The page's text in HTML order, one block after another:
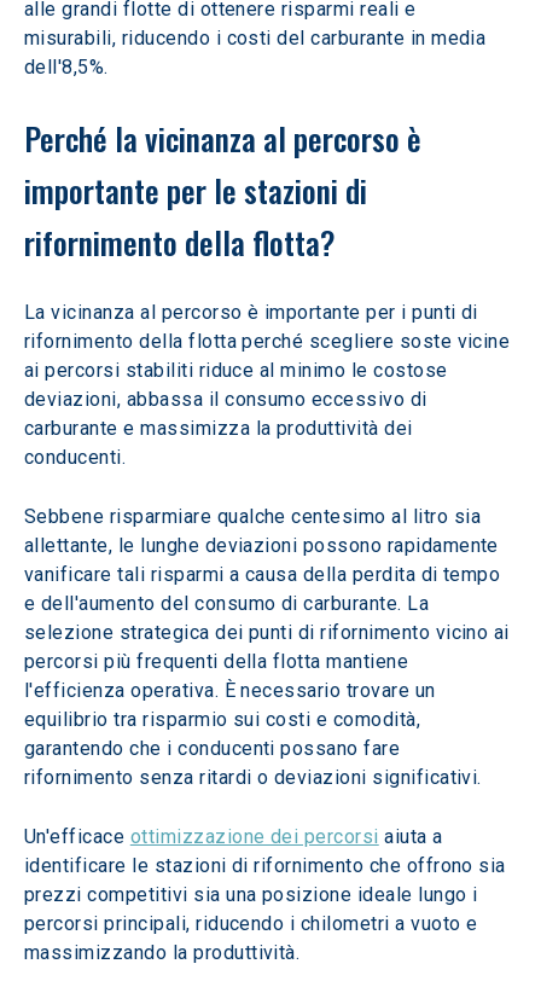
alle grandi flotte di ottenere risparmi reali e
misurabili, riducendo i costi del carburante in media
dell'8,5%.
Perché la vicinanza al percorso è
importante per le stazioni di
rifornimento della flotta?
La vicinanza al percorso è importante per i punti di
rifornimento della flotta perché scegliere soste vicine
ai percorsi stabiliti riduce al minimo le costose
deviazioni, abbassa il consumo eccessivo di
carburante e massimizza la produttività dei
conducenti.
Sebbene risparmiare qualche centesimo al litro sia
allettante, le lunghe deviazioni possono rapidamente
vanificare tali risparmi a causa della perdita di tempo
e dell'aumento del consumo di carburante. La
selezione strategica dei punti di rifornimento vicino ai
percorsi più frequenti della flotta mantiene
l'efficienza operativa. È necessario trovare un
equilibrio tra risparmio sui costi e comodità,
garantendo che i conducenti possano fare
rifornimento senza ritardi o deviazioni significativi.
Un'efficace ottimizzazione dei percorsi aiuta a
identificare le stazioni di rifornimento che offrono sia
prezzi competitivi sia una posizione ideale lungo i
percorsi principali, riducendo i chilometri a vuoto e
massimizzando la produttività.